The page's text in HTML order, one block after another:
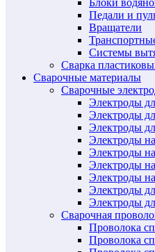
Педали и
Вращатели
Системы
Сварка
Сварочные материалы
Сварочные
Электроды
Электроды
Электроды
Электроды
Электроды
Электроды
Электроды
Электроды
Электроды
Сварочная
Проволока
Проволока